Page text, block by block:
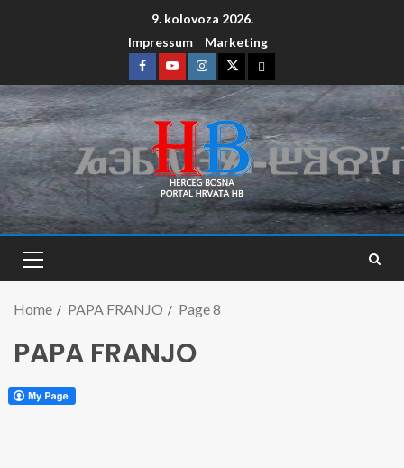
9. kolovoza 2026.
Impressum
Marketing
Home PAPA FRANJO Page 8
PAPA FRANJO